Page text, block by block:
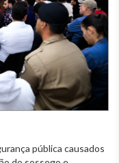
pública causados